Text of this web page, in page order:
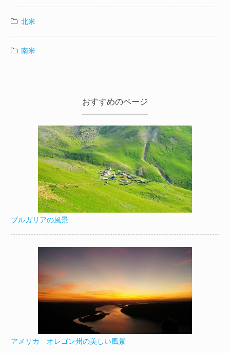
北米
南米
おすすめのページ
ブルガリアの風景
アメリカ オレゴン州の美しい風景